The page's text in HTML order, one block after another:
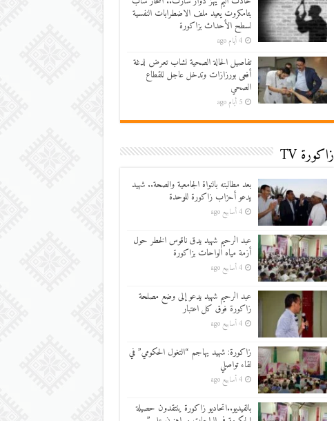
بتامكروت يعيد ملف الاضطرابات النفسية
لسطح الأحداث بزاكورة
4 أيام ago
تفاصيل الحالة الصحية لشاب تعرض لدغة
أفعى بورزازات وتدخل عاجل للقطاع
الصحي
5 أيام ago
زاكورة TV
بعد مطالبته بالنواة الجامعية والصحة.. شهيد
يدعو أحزاب زاكورة للوحدة
4 أسابيع ago
عبد الرحيم شهيد يدق ناقوس الخطر حول
أزمة مياه الواحات بزاكورة
4 أسابيع ago
عبد الرحيم شهيد يدعو إلى وضع مصلحة
زاكورة فوق كل اعتبار
4 أسابيع ago
زاكورة: شهيد يهاجم “التغول الحكومي” في
لقاء تواصلي
4 أسابيع ago
بالفيديو..اتحاديو زاكورة ينتقدون حصيلة